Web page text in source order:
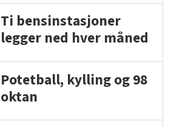
Ti bensinstasjoner
legger ned hver måned
Potetball, kylling og 98
oktan